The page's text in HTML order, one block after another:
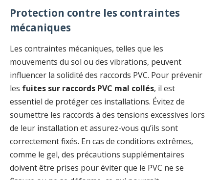
Protection contre les contraintes
mécaniques
Les contraintes mécaniques, telles que les
mouvements du sol ou des vibrations, peuvent
influencer la solidité des raccords PVC. Pour prévenir
les fuites sur raccords PVC mal collés, il est
essentiel de protéger ces installations. Évitez de
soumettre les raccords à des tensions excessives lors
de leur installation et assurez-vous qu’ils sont
correctement fixés. En cas de conditions extrêmes,
comme le gel, des précautions supplémentaires
doivent être prises pour éviter que le PVC ne se